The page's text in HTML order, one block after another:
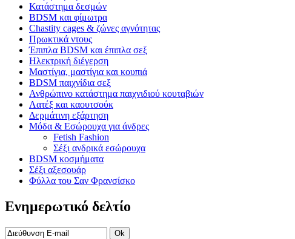
Κατάστημα δεσμών
BDSM και φίμωτρα
Chastity cages & ζώνες αγνότητας
Πρωκτικά ντους
Έπιπλα BDSM και έπιπλα σεξ
Ηλεκτρική διέγερση
Μαστίγια, μαστίγια και κουπιά
BDSM παιχνίδια σεξ
Ανθρώπινο κατάστημα παιχνιδιού κουταβιών
Λατέξ και καουτσούκ
Δερμάτινη εξάρτηση
Μόδα & Εσώρουχα για άνδρες
Fetish Fashion
Σέξι ανδρικά εσώρουχα
BDSM κοσμήματα
Σέξι αξεσουάρ
Φύλλα του Σαν Φρανσίσκο
Ενημερωτικό δελτίο
Ok